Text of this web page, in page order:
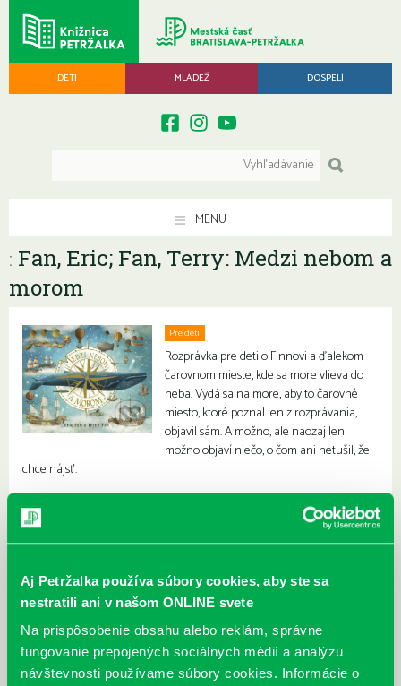
Aj Petržalka používa súbory cookies, aby ste sa
nestratili ani v našom ONLINE svete
Na prispôsobenie obsahu alebo reklám, správne
fungovanie prepojených sociálnych médií a analýzu
návštevnosti používame súbory cookies. Informácie o
DETI MLÁDEŽ DOSPELÍ
MENU
: Fan, Eric; Fan, Terry: Medzi nebom a
morom
Pre deti
Rozprávka pre deti o Finnovi a ďalekom
čarovnom mieste, kde sa more vlieva do
neba. Vydá sa na more, aby to čarovné
miesto, ktoré poznal len z rozprávania,
objavil sám. A možno, ale naozaj len
možno objaví niečo, o čom ani netušil, že
chce nájsť.